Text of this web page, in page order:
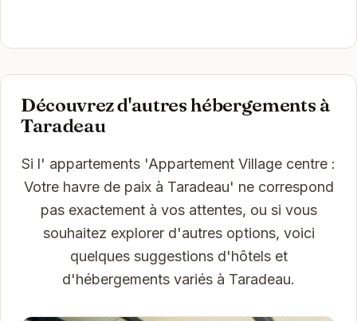
Découvrez d'autres hébergements à
Taradeau
Si l' appartements 'Appartement Village centre :
Votre havre de paix à Taradeau' ne correspond
pas exactement à vos attentes, ou si vous
souhaitez explorer d'autres options, voici
quelques suggestions d'hôtels et
d'hébergements variés à Taradeau.